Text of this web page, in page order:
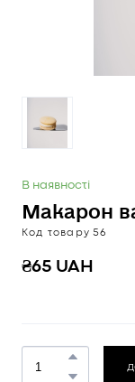
В наявності
Макарон
Код товару 56
₴65 UAH